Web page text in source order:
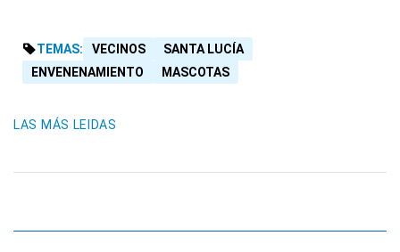
TEMAS: VECINOS
SANTA LUCÍA
ENVENENAMIENTO
MASCOTAS
LAS MÁS LEIDAS